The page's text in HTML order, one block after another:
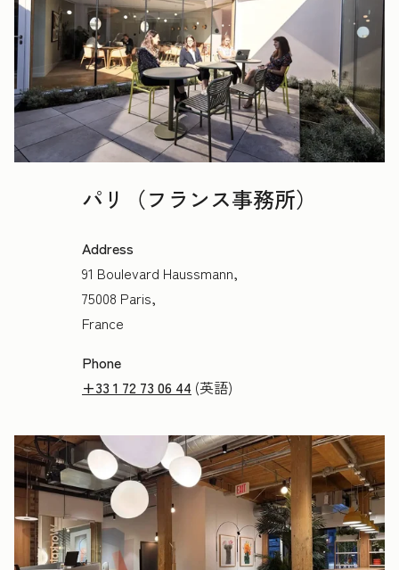
パリ（フランス事務所）
Address
91 Boulevard Haussmann,
75008 Paris,
France
Phone
+33 1 72 73 06 44 (英語)